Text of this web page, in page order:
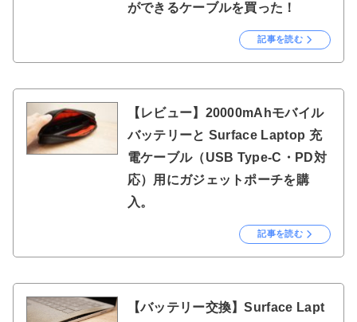
ができるケーブルを買った！
記事を読む
【レビュー】20000mAhモバイル
バッテリーと Surface Laptop 充
電ケーブル（USB Type-C・PD対
応）用にガジェットポーチを購
入。
記事を読む
【バッテリー交換】Surface Lapt